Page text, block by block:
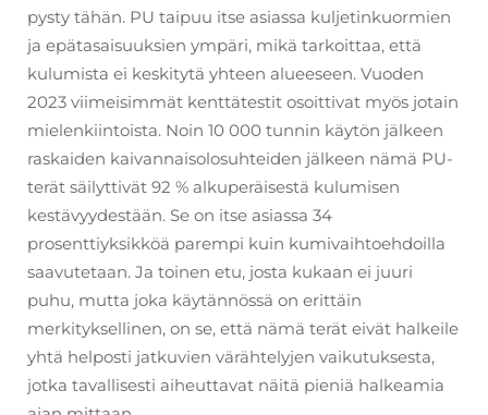
pysty tähän. PU taipuu itse asiassa kuljetinkuormien
ja epätasaisuuksien ympäri, mikä tarkoittaa, että
kulumista ei keskitytä yhteen alueeseen. Vuoden
2023 viimeisimmät kenttätestit osoittivat myös jotain
mielenkiintoista. Noin 10 000 tunnin käytön jälkeen
raskaiden kaivannaisolosuhteiden jälkeen nämä PU-
terät säilyttivät 92 % alkuperäisestä kulumisen
kestävyydestään. Se on itse asiassa 34
prosenttiyksikköä parempi kuin kumivaihtoehdoilla
saavutetaan. Ja toinen etu, josta kukaan ei juuri
puhu, mutta joka käytännössä on erittäin
merkityksellinen, on se, että nämä terät eivät halkeile
yhtä helposti jatkuvien värähtelyjen vaikutuksesta,
jotka tavallisesti aiheuttavat näitä pieniä halkeamia